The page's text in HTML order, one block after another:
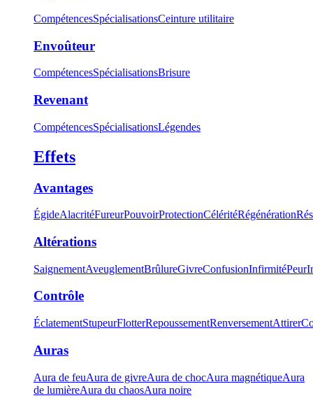
CompétencesSpécialisationsCeinture utilitaire
Envoûteur
CompétencesSpécialisationsBrisure
Revenant
CompétencesSpécialisationsLégendes
Effets
Avantages
ÉgideAlacritéFureurPouvoirProtectionCéléritéRégénération
Altérations
SaignementAveuglementBrûlureGivreConfusionInfirmitéPeur
Contrôle
ÉclatementStupeurFlotterRepoussementRenversementAttirer
Auras
Aura de feuAura de givreAura de chocAura magnétiqueAura
de lumièreAura du chaosAura noire